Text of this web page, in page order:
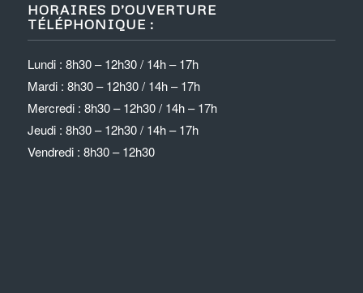
HORAIRES D’OUVERTURE
TÉLÉPHONIQUE :
Lundi : 8h30 – 12h30 / 14h – 17h
Mardi : 8h30 – 12h30 / 14h – 17h
Mercredi : 8h30 – 12h30 / 14h – 17h
Jeudi : 8h30 – 12h30 / 14h – 17h
Vendredi : 8h30 – 12h30